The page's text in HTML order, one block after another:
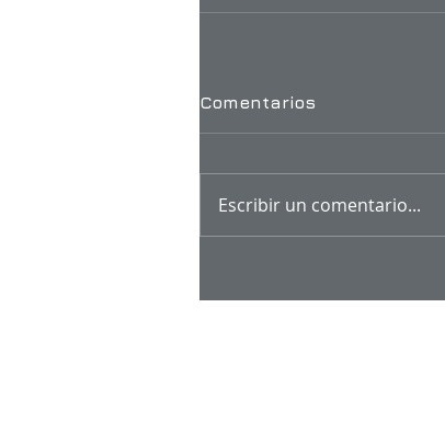
Comentarios
Escribir un comentario...